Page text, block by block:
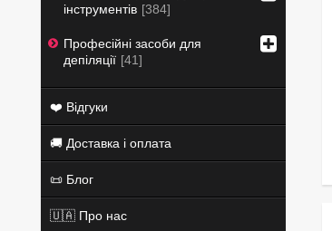
інструментів 384
Професійні засоби для
депіляції 41
❤️ Відгуки
🚚 Доставка і оплата
📜 Блог
🇺🇦 Про нас